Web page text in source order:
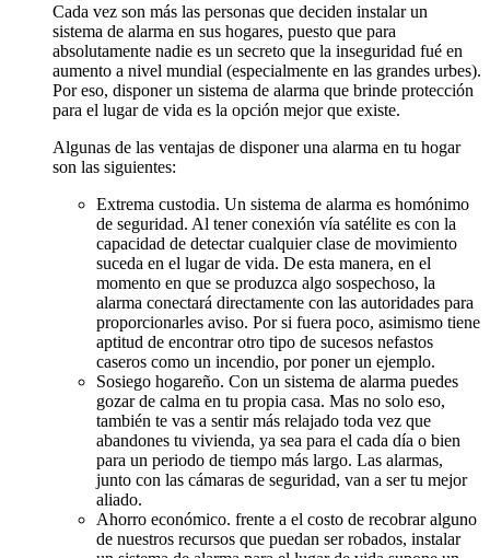
Cada vez son más las personas que deciden instalar un
sistema de alarma en sus hogares, puesto que para
absolutamente nadie es un secreto que la inseguridad fué en
aumento a nivel mundial (especialmente en las grandes urbes).
Por eso, disponer un sistema de alarma que brinde protección
para el lugar de vida es la opción mejor que existe.
Algunas de las ventajas de disponer una alarma en tu hogar
son las siguientes:
Extrema custodia. Un sistema de alarma es homónimo
de seguridad. Al tener conexión vía satélite es con la
capacidad de detectar cualquier clase de movimiento
suceda en el lugar de vida. De esta manera, en el
momento en que se produzca algo sospechoso, la
alarma conectará directamente con las autoridades para
proporcionarles aviso. Por si fuera poco, asimismo tiene
aptitud de encontrar otro tipo de sucesos nefastos
caseros como un incendio, por poner un ejemplo.
Sosiego hogareño. Con un sistema de alarma puedes
gozar de calma en tu propia casa. Mas no solo eso,
también te vas a sentir más relajado toda vez que
abandones tu vivienda, ya sea para el cada día o bien
para un periodo de tiempo más largo. Las alarmas,
junto con las cámaras de seguridad, van a ser tu mejor
aliado.
Ahorro económico. frente a el costo de recobrar alguno
de nuestros recursos que puedan ser robados, instalar